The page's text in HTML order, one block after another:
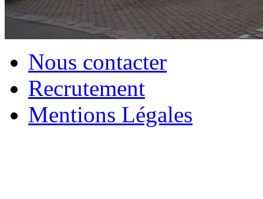
Nous contacter
Recrutement
Mentions Légales